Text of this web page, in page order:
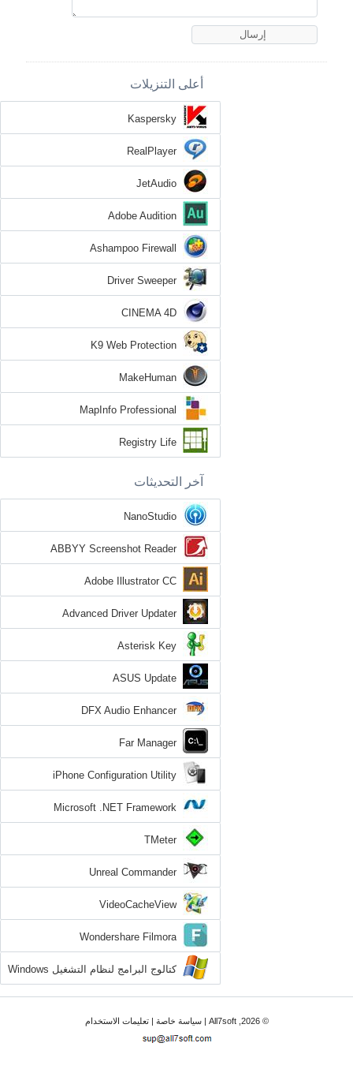
أعلى التنزيلات
Kaspersky
RealPlayer
JetAudio
Adobe Audition
Ashampoo Firewall
Driver Sweeper
CINEMA 4D
K9 Web Protection
MakeHuman
MapInfo Professional
Registry Life
آخر التحديثات
NanoStudio
ABBYY Screenshot Reader
Adobe Illustrator CC
Advanced Driver Updater
Asterisk Key
ASUS Update
DFX Audio Enhancer
Far Manager
iPhone Configuration Utility
Microsoft .NET Framework
TMeter
Unreal Commander
VideoCacheView
Wondershare Filmora
كتالوج البرامج لنظام التشغيل Windows
7
© 2026, All7soft | سياسة خاصة|تعليمات الاستخدام